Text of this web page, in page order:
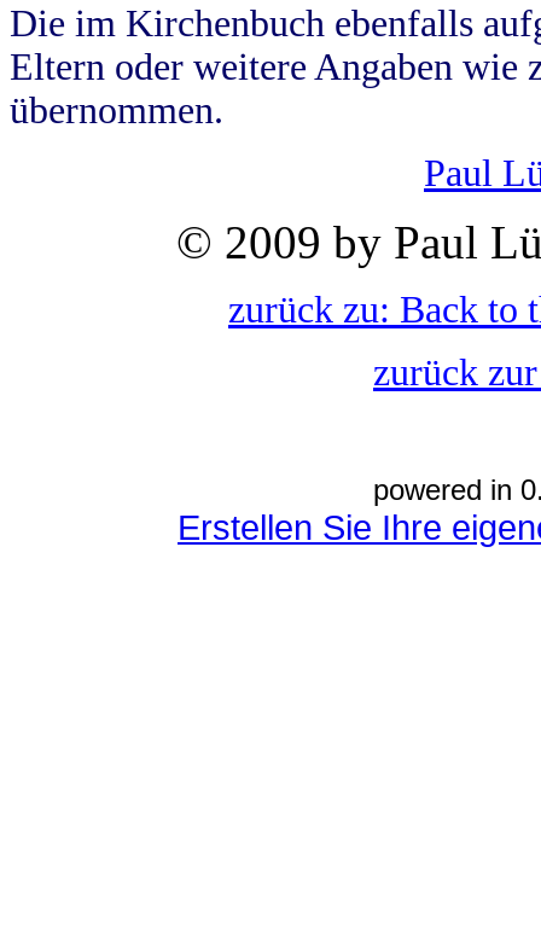
Die im Kirchenbuch ebenfalls
Eltern oder weitere Angaben wie
übernommen.
Paul
© 2009 by Paul
zurück zu: Back to
zurück
powered in
Erstellen Sie Ihre